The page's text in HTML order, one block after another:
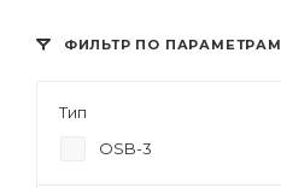
ФИЛЬТР ПО ПАРАМЕТРАМ
Тип
OSB-3